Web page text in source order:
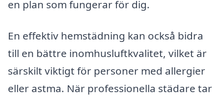
en plan som fungerar för dig.
En effektiv hemstädning kan också bidra
till en bättre inomhusluftkvalitet, vilket är
särskilt viktigt för personer med allergier
eller astma. När professionella städare tar